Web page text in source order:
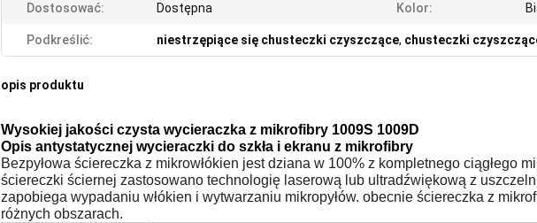
Dostosować: Dostępna Kolor:
Podkreślić: niestrzępiące się chusteczki czyszczące, chusteczki
opis produktu
Wysokiej jakości czysta wycieraczka z mikrofibry 1009S 1009D
Opis antystatycznej wycieraczki do szkła i ekranu z mikrofibry
Bezpyłowa ściereczka z mikrowłókien jest dziana w 100% z kompletnego ciągłego
ściereczki ściernej zastosowano technologię laserową lub ultradźwiękową z
zapobiega wypadaniu włókien i wytwarzaniu mikropyłów. obecnie ściereczka z
różnych obszarach.